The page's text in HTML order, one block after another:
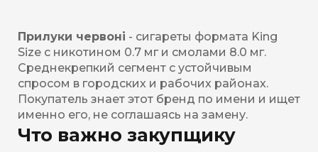
Прилуки червоні - сигареты формата King
Size с никотином 0.7 мг и смолами 8.0 мг.
Среднекрепкий сегмент с устойчивым
спросом в городских и рабочих районах.
Покупатель знает этот бренд по имени и ищет
именно его, не соглашаясь на замену.
Что важно закупщику